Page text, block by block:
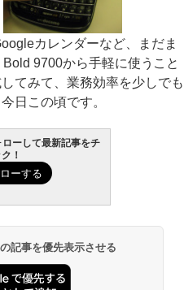
カレンダーなど、まだま
9700から手軽に使うこと
てみて、業務効率を少しでも
日この頃です。
ーして最新記事をチ
！
記事を優先表示させる